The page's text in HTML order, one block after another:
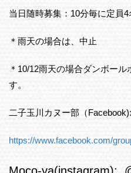
当日随時募集：10分毎に定員4
＊雨天の場合は、中止
＊10/12雨天の場合ダンボー
す。
二子玉川カヌー部（Facebook):
https://www.facebook.com/